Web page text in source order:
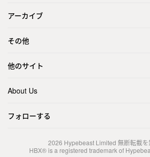
アーカイブ
その他
他のサイト
About Us
フォローする
2026 Hypebeast Limited 無断転載
HBX® is a registered trademark of